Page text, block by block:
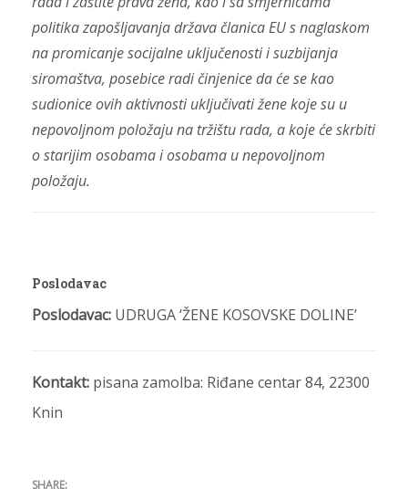
politika zapošljavanja država članica EU s naglaskom
na promicanje socijalne uključenosti i suzbijanja
siromaštva, posebice radi činjenice da će se kao
sudionice ovih aktivnosti uključivati žene koje su u
nepovoljnom položaju na tržištu rada, a koje će skrbiti
o starijim osobama i osobama u nepovoljnom
položaju.
Poslodavac
Poslodavac: UDRUGA ‘ŽENE KOSOVSKE DOLINE’
Kontakt: pisana zamolba: Riđane centar 84, 22300
Knin